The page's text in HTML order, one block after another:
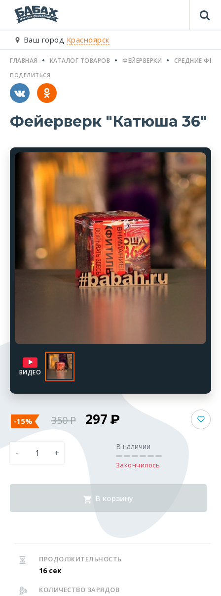
Ваш город Красноярск
ГЛАВНАЯ КАТАЛОГ ТОВАРОВ ФЕЙЕРВЕРКИ СРЕДНИЕ
Фейерверк "Катюша 36"
ПОДЕЛИТЬСЯ
ВИДЕО
-15% 350 297
- +
В наличии
Закончилось
В корзину
ПРОДОЛЖИТЕЛЬНОСТЬ
16 сек
КОЛИЧЕСТВО ЗАРЯДОВ